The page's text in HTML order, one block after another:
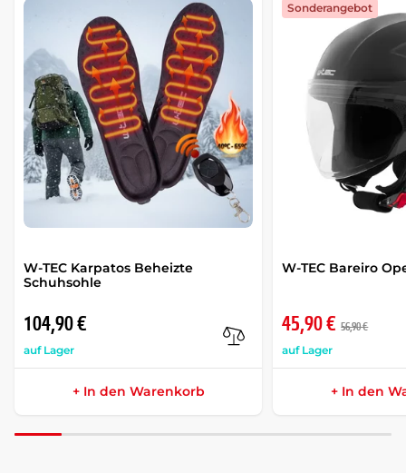
W-TEC Karpatos Beheizte
Schuhsohle
104,90 €
auf Lager
+ In den Warenkorb
W-TEC Bareiro
45,90 € 56,90 €
auf Lager
Sonderangebot
+ In den